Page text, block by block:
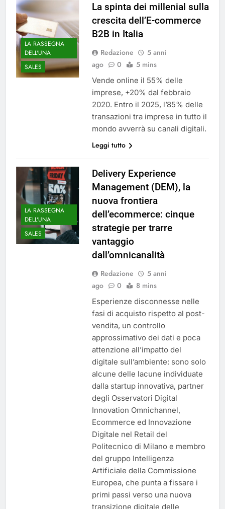
LA RASSEGNA
DELL'UNA
SALES
La spinta dei millenial sulla
crescita dell’E-commerce
B2B in Italia
Redazione
5 anni
ago
0 5 mins
Vende online il 55% delle
imprese, +20% dal febbraio
2020. Entro il 2025, l’85% delle
transazioni tra imprese in tutto il
mondo avverrà su canali digitali.
Leggi tutto
LA RASSEGNA
DELL'UNA
SALES
Delivery Experience
Management (DEM), la
nuova frontiera
dell’ecommerce: cinque
strategie per trarre
vantaggio
dall’omnicanalità
Redazione
5 anni
ago
0 8 mins
Esperienze disconnesse nelle
fasi di acquisto rispetto al post-
vendita, un controllo
approssimativo dei dati e poca
attenzione all’impatto del
digitale sull’ambiente: sono solo
alcune delle lacune individuate
dalla startup innovativa, partner
degli Osservatori Digital
Innovation Omnichannel,
Ecommerce ed Innovazione
Digitale nel Retail del
Politecnico di Milano e membro
del gruppo Intelligenza
Artificiale della Commissione
Europea, che punta a fissare i
primi passi verso una nuova
transizione digitale delle